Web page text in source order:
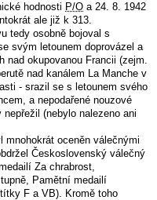
hodnosti P/O a 24. 8. 1942
ale již k 313.
tedy osobně bojoval s
svým letounem doprovázel a
nad okupovanou Francii (zejm.
nad kanálem La Manche v
- srazil se s letounem svého
a nepodařené nouzové
(nebylo nalezeno ani
oceněn válečnými
Československý válečný
Za chrabrost,
Pamětní medailí
F a VB). Kromě toho